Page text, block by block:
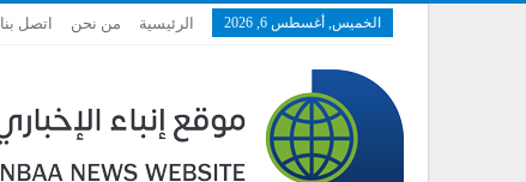
الخميس, أغسطس 6, 2026 الرئيسية من نحن اتصل بنا